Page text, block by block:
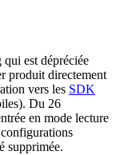
est dépréciée
produit directement
vers les SDK
Du 26
en mode lecture
supprimée.